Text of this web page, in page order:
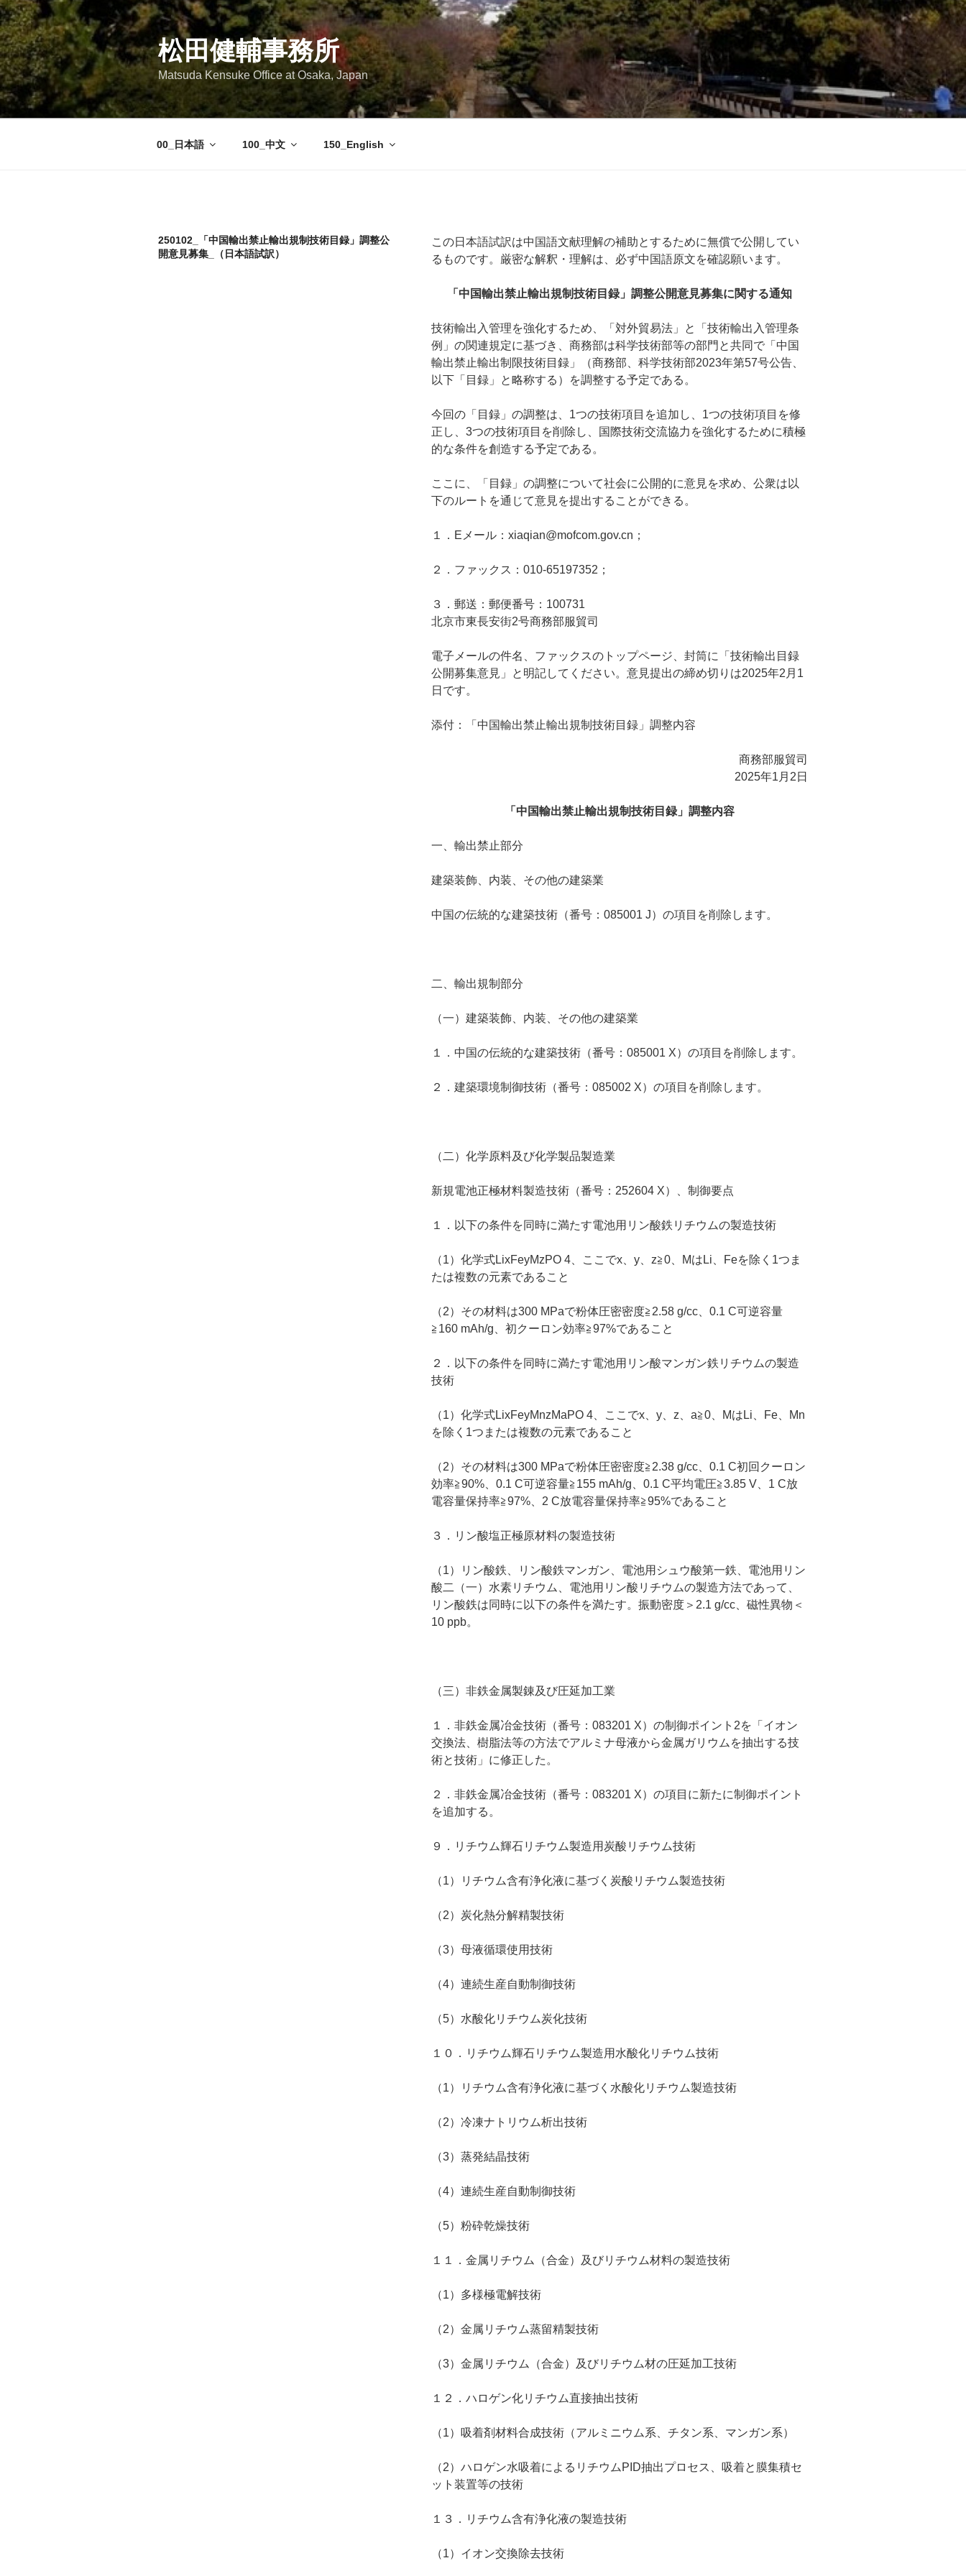
コ
ン
テ
ン
ツ
へ
ス
松田健輔事務所
Matsuda Kensuke Office at Osaka, Japan
00_日本語 100_中文 150_English
250102_「中国輸出禁止輸出規制技術目録」調整公
開意見募集_（日本語試訳）
この日本語試訳は中国語文献理解の補助とするために無償で公開してい
るものです。厳密な解釈・理解は、必ず中国語原文を確認願います。
「中国輸出禁止輸出規制技術目録」調整公開意見募集に関する通知
技術輸出入管理を強化するため、「対外貿易法」と「技術輸出入管理条
例」の関連規定に基づき、商務部は科学技術部等の部門と共同で「中国
輸出禁止輸出制限技術目録」（商務部、科学技術部2023年第57号公告、
以下「目録」と略称する）を調整する予定である。
今回の「目録」の調整は、1つの技術項目を追加し、1つの技術項目を修
正し、3つの技術項目を削除し、国際技術交流協力を強化するために積極
的な条件を創造する予定である。
ここに、「目録」の調整について社会に公開的に意見を求め、公衆は以
下のルートを通じて意見を提出することができる。
１．Eメール：xiaqian@mofcom.gov.cn；
２．ファックス：010-65197352；
３．郵送：郵便番号：100731
北京市東長安街2号商務部服貿司
電子メールの件名、ファックスのトップページ、封筒に「技術輸出目録
公開募集意見」と明記してください。意見提出の締め切りは2025年2月1
日です。
添付：「中国輸出禁止輸出規制技術目録」調整内容
商務部服貿司
2025年1月2日
「中国輸出禁止輸出規制技術目録」調整内容
一、輸出禁止部分
建築装飾、内装、その他の建築業
中国の伝統的な建築技術（番号：085001 J）の項目を削除します。
二、輸出規制部分
（一）建築装飾、内装、その他の建築業
１．中国の伝統的な建築技術（番号：085001 X）の項目を削除します。
２．建築環境制御技術（番号：085002 X）の項目を削除します。
（二）化学原料及び化学製品製造業
新規電池正極材料製造技術（番号：252604 X）、制御要点
１．以下の条件を同時に満たす電池用リン酸鉄リチウムの製造技術
（1）化学式LixFeyMzPO 4、ここでx、y、z≧0、MはLi、Feを除く1つま
たは複数の元素であること
（2）その材料は300 MPaで粉体圧密密度≧2.58 g/cc、0.1 C可逆容量
≧160 mAh/g、初クーロン効率≧97%であること
２．以下の条件を同時に満たす電池用リン酸マンガン鉄リチウムの製造
技術
（1）化学式LixFeyMnzMaPO 4、ここでx、y、z、a≧0、MはLi、Fe、Mn
を除く1つまたは複数の元素であること
（2）その材料は300 MPaで粉体圧密密度≧2.38 g/cc、0.1 C初回クーロン
効率≧90%、0.1 C可逆容量≧155 mAh/g、0.1 C平均電圧≧3.85 V、1 C放
電容量保持率≧97%、2 C放電容量保持率≧95%であること
３．リン酸塩正極原材料の製造技術
（1）リン酸鉄、リン酸鉄マンガン、電池用シュウ酸第一鉄、電池用リン
酸二（一）水素リチウム、電池用リン酸リチウムの製造方法であって、
リン酸鉄は同時に以下の条件を満たす。振動密度＞2.1 g/cc、磁性異物＜
10 ppb。
（三）非鉄金属製錬及び圧延加工業
１．非鉄金属冶金技術（番号：083201 X）の制御ポイント2を「イオン
交換法、樹脂法等の方法でアルミナ母液から金属ガリウムを抽出する技
術と技術」に修正した。
２．非鉄金属冶金技術（番号：083201 X）の項目に新たに制御ポイント
を追加する。
９．リチウム輝石リチウム製造用炭酸リチウム技術
（1）リチウム含有浄化液に基づく炭酸リチウム製造技術
（2）炭化熱分解精製技術
（3）母液循環使用技術
（4）連続生産自動制御技術
（5）水酸化リチウム炭化技術
１０．リチウム輝石リチウム製造用水酸化リチウム技術
（1）リチウム含有浄化液に基づく水酸化リチウム製造技術
（2）冷凍ナトリウム析出技術
（3）蒸発結晶技術
（4）連続生産自動制御技術
（5）粉砕乾燥技術
１１．金属リチウム（合金）及びリチウム材料の製造技術
（1）多様極電解技術
（2）金属リチウム蒸留精製技術
（3）金属リチウム（合金）及びリチウム材の圧延加工技術
１２．ハロゲン化リチウム直接抽出技術
（1）吸着剤材料合成技術（アルミニウム系、チタン系、マンガン系）
（2）ハロゲン水吸着によるリチウムPID抽出プロセス、吸着と膜集積セ
ット装置等の技術
１３．リチウム含有浄化液の製造技術
（1）イオン交換除去技術